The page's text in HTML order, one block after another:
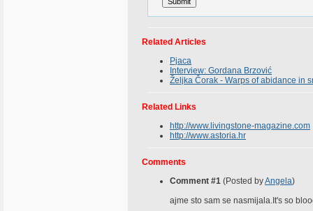
Related Articles
Pjaca
Interview: Gordana Brzović
Željka Čorak - Warps of abidance in
Related Links
http://www.livingstone-magazine.com
http://www.astoria.hr
Comments
Comment #1 (Posted byAngela)
ajme sto sam se nasmijala.It's so